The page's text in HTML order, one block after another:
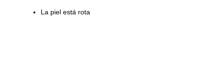
La piel está rota